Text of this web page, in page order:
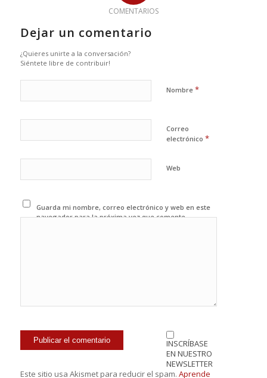
COMENTARIOS
Dejar un comentario
¿Quieres unirte a la conversación?
Siéntete libre de contribuir!
Nombre *
Correo
electrónico *
Web
Guarda mi nombre, correo electrónico y web en este
navegador para la próxima vez que comente.
INSCRÍBASE
EN NUESTRO
NEWSLETTER
Este sitio usa Akismet para reducir el spam. Aprende